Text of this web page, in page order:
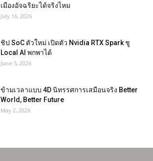
เมืองอัจฉริยะได้จริงไหม
July 16, 2026
ชิป SoC ตัวใหม่ เปิดตัว Nvidia RTX Spark ชู
Local AI พกพาได้
June 5, 2026
ข้ามเวลาแบบ 4D นิทรรศการเสมือนจริง Better
World, Better Future
May 2, 2026